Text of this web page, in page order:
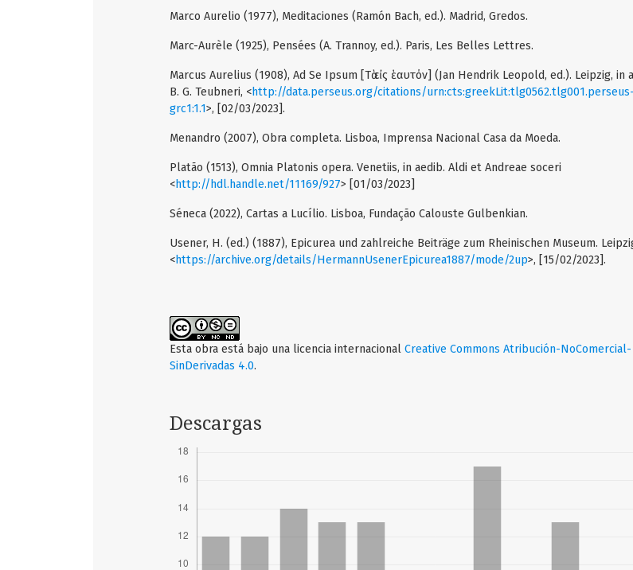
Marco Aurelio (1977), Meditaciones (Ramón Bach, ed.). Madrid, Gredos.
Marc-Aurèle (1925), Pensées (A. Trannoy, ed.). Paris, Les Belles Lettres.
Marcus Aurelius (1908), Ad Se Ipsum [Τὰ εἰς ἑαυτόν] (Jan Hendrik Leopold, ed.). Leipzig, in
B. G. Teubneri, <http://data.perseus.org/citations/urn:cts:greekLit:tlg0562.tlg001.perseus-
grc1:1.1>, [02/03/2023].
Menandro (2007), Obra completa. Lisboa, Imprensa Nacional Casa da Moeda.
Platão (1513), Omnia Platonis opera. Venetiis, in aedib. Aldi et Andreae soceri
<http://hdl.handle.net/11169/927> [01/03/2023]
Séneca (2022), Cartas a Lucílio. Lisboa, Fundação Calouste Gulbenkian.
Usener, H. (ed.) (1887), Epicurea und zahlreiche Beiträge zum Rheinischen Museum.
<https://archive.org/details/HermannUsenerEpicurea1887/mode/2up>, [15/02/2023].
Esta obra está bajo una licencia internacional Creative Commons Atribución-NoComercial-
SinDerivadas 4.0.
Descargas